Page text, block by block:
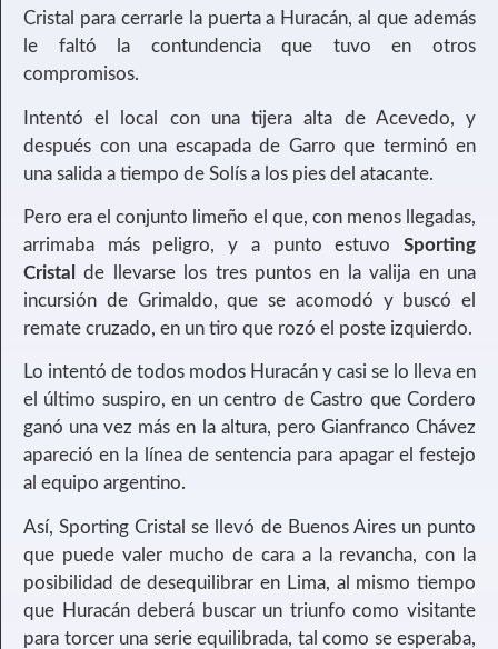
Cristal para cerrarle la puerta a Huracán, al que además
le faltó la contundencia que tuvo en otros
compromisos.
Intentó el local con una tijera alta de Acevedo, y
después con una escapada de Garro que terminó en
una salida a tiempo de Solís a los pies del atacante.
Pero era el conjunto limeño el que, con menos llegadas,
arrimaba más peligro, y a punto estuvo Sporting
Cristal
de llevarse los tres puntos en la valija en una
incursión de Grimaldo, que se acomodó y buscó el
remate cruzado, en un tiro que rozó el poste izquierdo.
Lo intentó de todos modos Huracán y casi se lo lleva en
el último suspiro, en un centro de Castro que Cordero
ganó una vez más en la altura, pero Gianfranco Chávez
apareció en la línea de sentencia para apagar el festejo
al equipo argentino.
Así, Sporting Cristal se llevó de Buenos Aires un punto
que puede valer mucho de cara a la revancha, con la
posibilidad de desequilibrar en Lima, al mismo tiempo
que Huracán deberá buscar un triunfo como visitante
para torcer una serie equilibrada, tal como se esperaba,